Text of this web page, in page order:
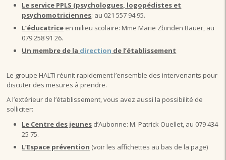
Le service PPLS (psychologues, logopédistes et
psychomotriciennes: au 021 557 94 95.
L’éducatrice en milieu scolaire: Mme Marie Zbinden Bauer, au
079 258 91 26.
Un membre de la direction de l’établissement
Le groupe HALTI réunit rapidement l’ensemble des intervenants pour
discuter des mesures à prendre.
A l’extérieur de l’établissement, vous avez aussi la possibilité de
solliciter:
Le Centre des jeunes d’Aubonne: M. Patrick Ouellet, au 079 434
25 75.
L’Espace prévention (voir les affichettes au bas de la page)